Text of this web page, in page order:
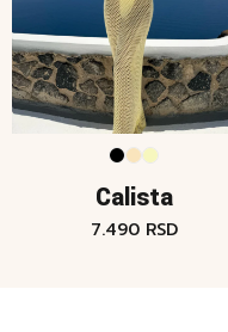
Calista
7.490 RSD